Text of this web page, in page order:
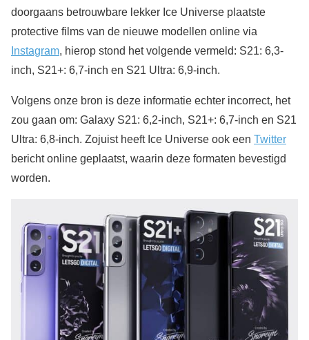
doorgaans betrouwbare lekker Ice Universe plaatste
protective films van de nieuwe modellen online via
Instagram, hierop stond het volgende vermeld: S21: 6,3-
inch, S21+: 6,7-inch en S21 Ultra: 6,9-inch.
Volgens onze bron is deze informatie echter incorrect, het
zou gaan om: Galaxy S21: 6,2-inch, S21+: 6,7-inch en S21
Ultra: 6,8-inch. Zojuist heeft Ice Universe ook een Twitter
bericht online geplaatst, waarin deze formaten bevestigd
worden.